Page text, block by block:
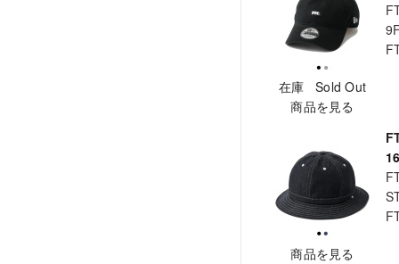
在庫 Sold Out
商品を見る
商品を見る